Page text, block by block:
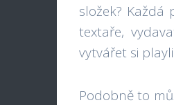
složek?
textaře,
vytvářet si
Podobně to